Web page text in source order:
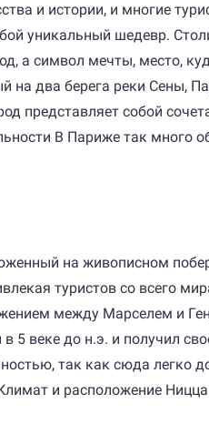
и истории, и многие
уникальный шедевр.
а символ мечты, место,
на два берега реки Сены,
представляет собой
В Париже так много
на живописном
туристов со всего
между Марселем и
веке до н.э. и получил
так как сюда легко
и расположение